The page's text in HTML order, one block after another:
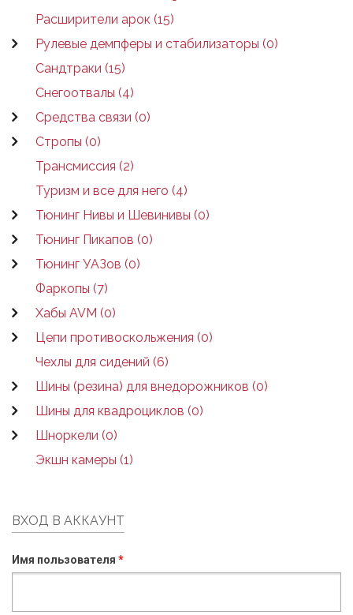
Расширители арок (15)
Рулевые демпферы и стабилизаторы (0)
Сандтраки (15)
Снегоотвалы (4)
Средства связи (0)
Стропы (0)
Трансмиссия (2)
Туризм и все для него (4)
Тюнинг Нивы и Шевинивы (0)
Тюнинг Пикапов (0)
Тюнинг УАЗов (0)
Фаркопы (7)
Хабы AVM (0)
Цепи противоскольжения (0)
Чехлы для сидений (6)
Шины (резина) для внедорожников (0)
Шины для квадроциклов (0)
Шноркели (0)
Экшн камеры (1)
ВХОД В АККАУНТ
Имя пользователя *